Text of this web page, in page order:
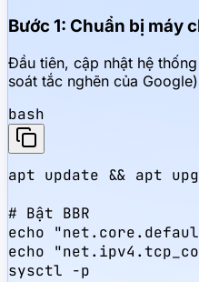
Bước 1: Chuẩn bị máy
Đầu tiên, cập nhật hệ
soát tắc nghẽn của
bash
apt update && apt
# Bật BBR
echo
echo
sysctl -p